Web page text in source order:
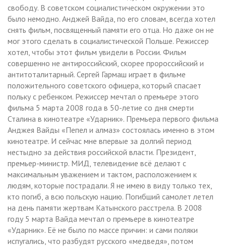
свободу. В советском социалистическом окружении это
было немодно. Анджей Вайда, по его словам, всегда хотел
снять фильм, посвященный памяти его отца. Но даже он не
мог этого сделать в социалистической Польше. Режиссер
хотел, чтобы этот фильм увидели в России. Фильм
совершенно не антироссийский, скорее пророссийский и
антитоталитарный. Сергей Гармаш играет в фильме
положительного советского офицера, который спасает
польку с ребенком. Режиссер мечтал о премьере этого
фильма 5 марта 2008 года в 50-летие со дня смерти
Сталина в кинотеатре «Ударник». Премьера первого фильма
Анджея Вайды «Пепел и алмаз» состоялась именно в этом
кинотеатре. И сейчас мне впервые за долгий период
нестыдно за действия российской власти. Президент,
премьер-министр. МИД, телевидение всё делают с
максимальным уважением и тактом, расположением к
людям, которые пострадали. Я не имею в виду только тех,
кто погиб, а всю польскую нацию. Погибший самолет летел
на день памяти жертвам Катынского расстрела. В 2008
году 5 марта Вайда мечтал о премьере в кинотеатре
«Ударник». Её не было по массе причин: и сами поляки
испугались, что разбудят русского «медведя», потом